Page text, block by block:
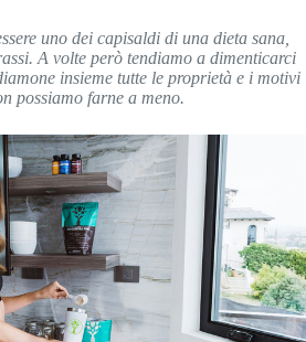
uno dei capisaldi di una dieta sana,
A volte però tendiamo a dimenticarci
insieme tutte le proprietà e i motivi
possiamo farne a meno.